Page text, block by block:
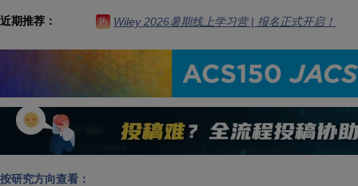
近期推荐： 热 Wiley 2026暑期线上学习营 | 报名正式开启！
按研究方向查看：